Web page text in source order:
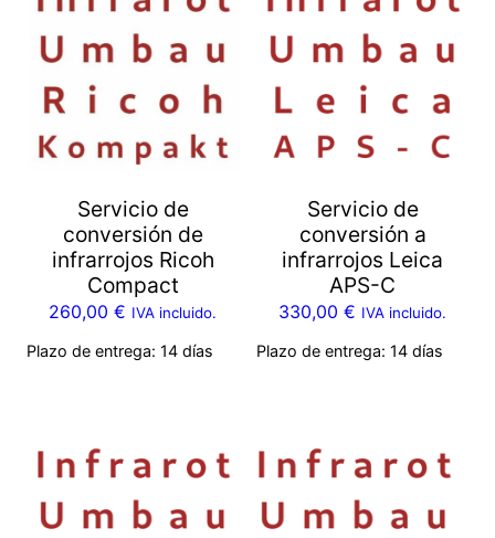
Servicio de
conversión de
infrarrojos Ricoh
Compact
260,00 € IVA incluido.
Plazo de entrega: 14 días
Servicio de
conversión a
infrarrojos Leica
APS-C
330,00 € IVA incluido.
Plazo de entrega: 14 días